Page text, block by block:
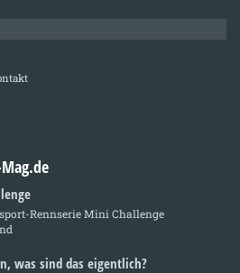
Rennserie Mini Challenge
was sind das eigentlich?